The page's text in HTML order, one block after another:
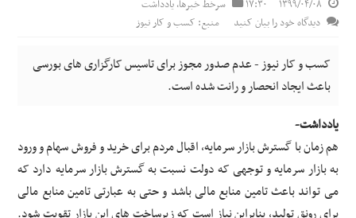
۱۳۹۹/۰۴/۰۸ ۱۷:۳۰ سرخط خبرها,یادداشت
دیدگاه خود را بیان کنید
منبع: کسب و کار نیوز
کسب و کار نیوز - عدم صدور مجوز برای تاسیس کارگزاری های بورسی
باعث ایجاد انحصار و رانت شده است.
یادداشت-
هم زمان با گسترش بازار سرمایه، اقبال مردم برای خرید و فروش سهام و ورود
به بازار سرمایه و توجهی که دولت نسبت به گسترش بازار سرمایه دارد که
می تواند باعث تامین منابع مالی باشد و حتی به عبارتی تامین منابع مالی
برای رونق تولید، بنابراین نیاز است که زیرساخت های این بازار تقویت شود.